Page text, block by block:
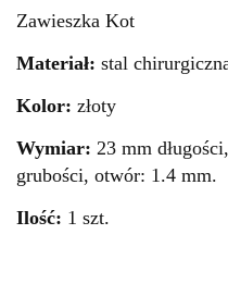
Zawieszka Kot
Materiał: stal
Kolor: złoty
Wymiar: 23 mm
grubości, otwór: 1.4 mm.
Ilość: 1 szt.